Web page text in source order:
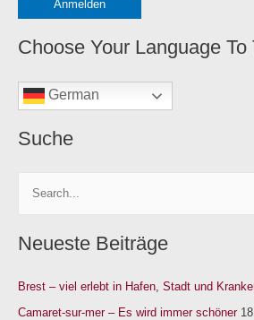
Choose Your Language To
German
Suche
c
e
n
Neueste Beiträge
Brest – viel erlebt in Hafen, Stadt und
Camaret-sur-mer – Es wird immer schöner
e